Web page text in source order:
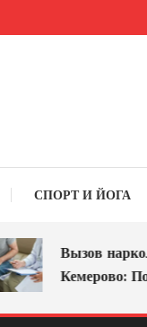
СПОРТ И ЙОГА
Вызов
Кемерово: